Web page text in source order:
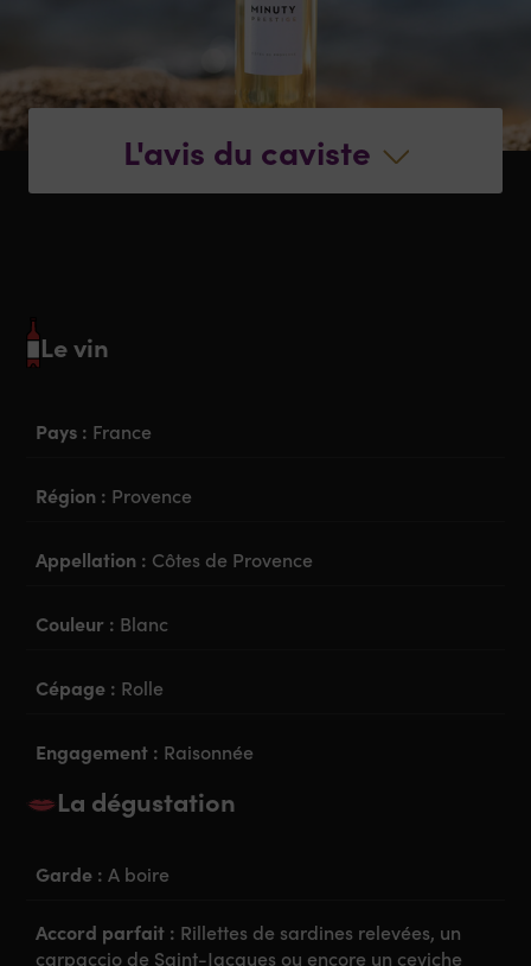
L'avis du caviste
Le vin
Pays : France
Région : Provence
Appellation : Côtes de Provence
Couleur : Blanc
Cépage : Rolle
Engagement : Raisonnée
La dégustation
Garde :A boire
Accord parfait : Rillettes de sardines relevées, un
carpaccio de Saint-Jacques ou encore un ceviche